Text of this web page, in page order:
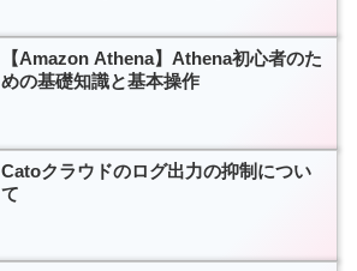
【Amazon Athena】Athena初心者のた
めの基礎知識と基本操作
Catoクラウドのログ出力の抑制につい
て